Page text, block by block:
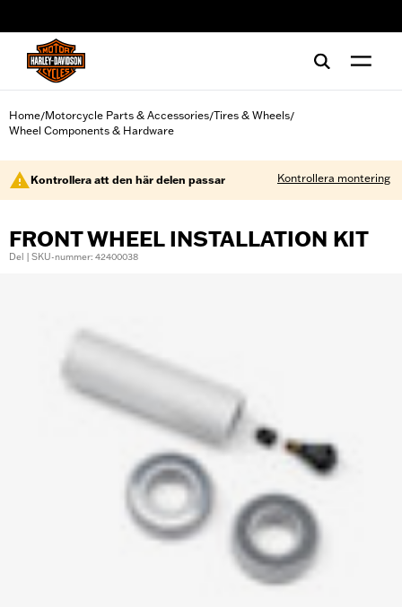
Home/Motorcycle Parts & Accessories/Tires & Wheels/
Wheel Components & Hardware
Kontrollera att den här delen passar Kontrollera montering
FRONT WHEEL INSTALLATION KIT
Del | SKU-nummer: 42400038